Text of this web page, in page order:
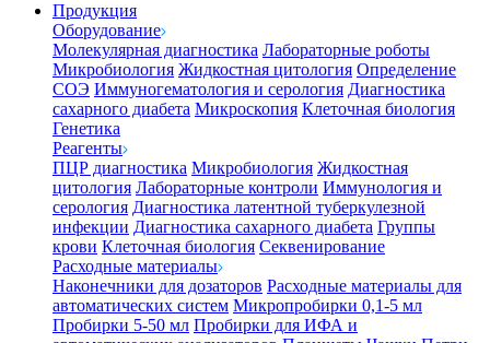
Продукция
Оборудование
Молекулярная диагностика Лабораторные роботы
Микробиология Жидкостная цитология Определение
СОЭ Иммуногематология и серология Диагностика
сахарного диабета Микроскопия Клеточная биология
Генетика
Реагенты
ПЦР диагностика Микробиология Жидкостная
цитология Лабораторные контроли Иммунология и
серология Диагностика латентной туберкулезной
инфекции Диагностика сахарного диабета Группы
крови Клеточная биология Секвенирование
Расходные материалы
Наконечники для дозаторов Расходные материалы для
автоматических систем Микропробирки 0,1-5 мл
Пробирки 5-50 мл Пробирки для ИФА и